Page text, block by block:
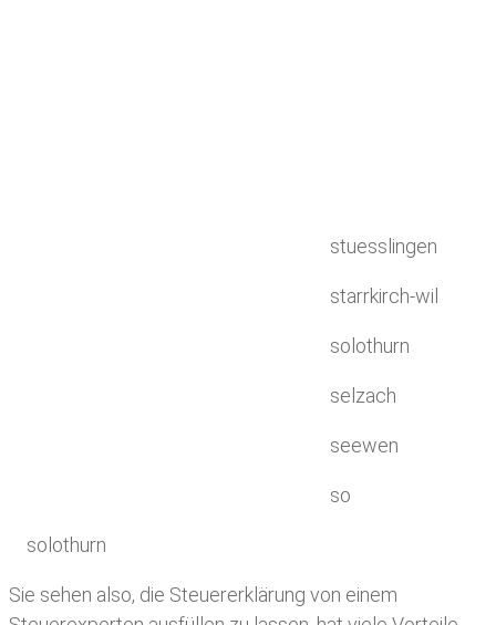
stuesslingen
starrkirch-wil
solothurn
selzach
seewen
so
solothurn
Sie sehen also, die Steuererklärung von einem